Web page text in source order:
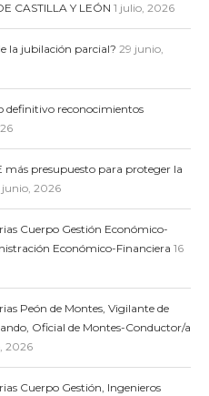
CASTILLA Y LEÓN 1 julio, 2026
la jubilación parcial? 29 junio,
definitivo reconocimientos
más presupuesto para proteger la
junio, 2026
Cuerpo Gestión Económico-
Económico-Financiera 16
Peón de Montes, Vigilante de
Oficial de Montes-Conductor/a
2026
Cuerpo Gestión, Ingenieros